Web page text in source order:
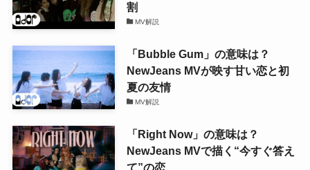
割
MV解説
「Bubble Gum」の意味は？
NewJeans MVが映す甘い恋と初
夏の友情
MV解説
「Right Now」の意味は？
NewJeans MVで描く“今すぐ答え
て”の恋